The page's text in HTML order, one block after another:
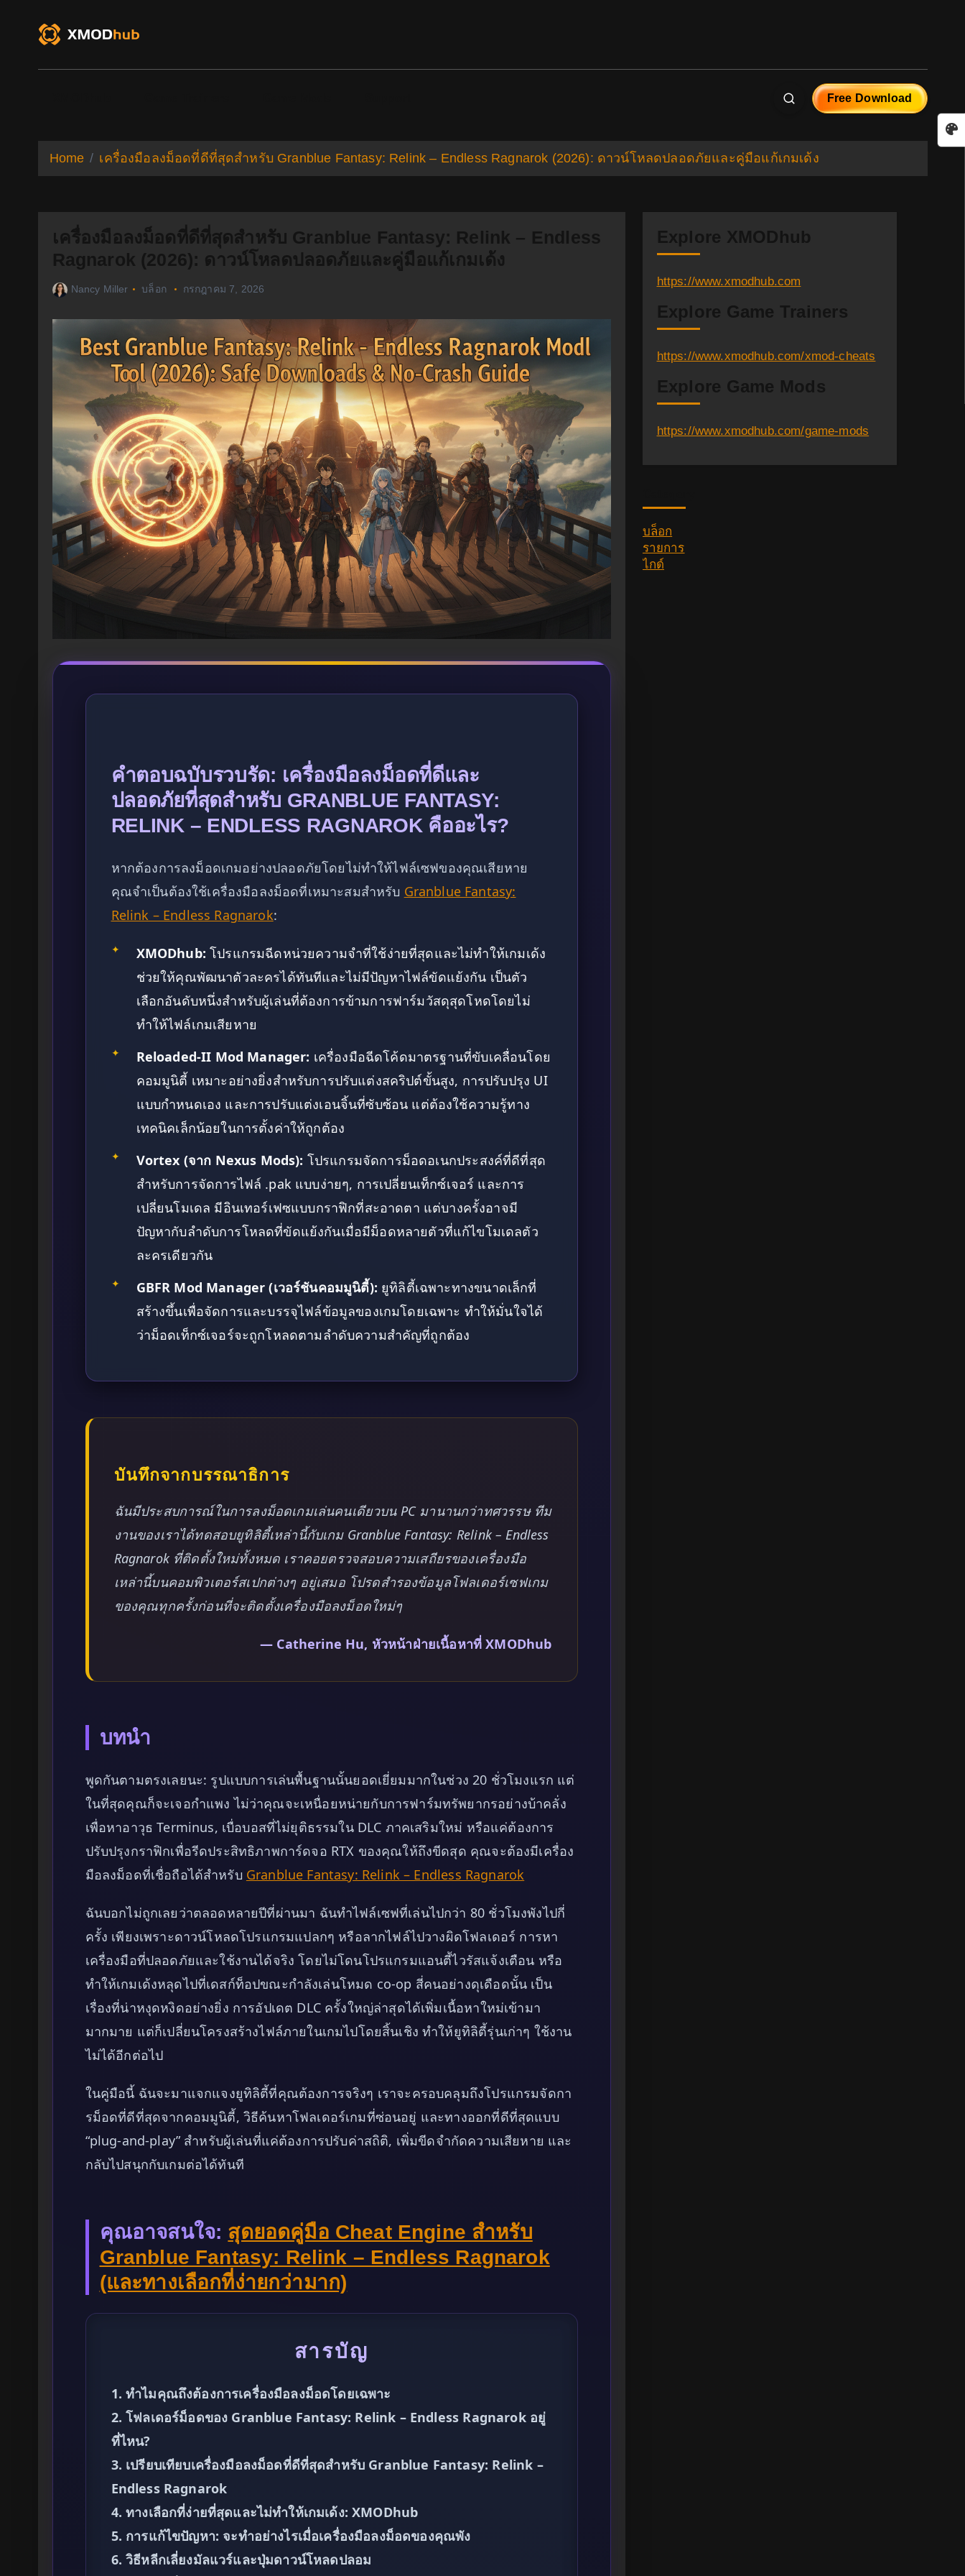
Free Download
Home เครื่องมือลงม็อดที่ดีที่สุดสำหรับ Granblue Fantasy: Relink – Endless Ragnarok (2026): ดาวน์โหลดปลอดภัยและคู่มือแก้เกมเด้ง
เครื่องมือลงม็อดที่ดีที่สุดสำหรับ Granblue Fantasy: Relink – Endless
Ragnarok (2026): ดาวน์โหลดปลอดภัยและคู่มือแก้เกมเด้ง
Nancy Miller บล็อก กรกฎาคม 7, 2026
คำตอบฉบับรวบรัด: เครื่องมือลงม็อดที่ดีและ
ปลอดภัยที่สุดสำหรับ GRANBLUE FANTASY:
RELINK – ENDLESS RAGNAROK คืออะไร?
หากต้องการลงม็อดเกมอย่างปลอดภัยโดยไม่ทำให้ไฟล์เซฟของคุณเสียหาย
คุณจำเป็นต้องใช้เครื่องมือลงม็อดที่เหมาะสมสำหรับ Granblue Fantasy:
Relink – Endless Ragnarok:
✦ XMODhub: โปรแกรมฉีดหน่วยความจำที่ใช้ง่ายที่สุดและไม่ทำให้เกมเด้ง
ช่วยให้คุณพัฒนาตัวละครได้ทันทีและไม่มีปัญหาไฟล์ขัดแย้งกัน เป็นตัว
เลือกอันดับหนึ่งสำหรับผู้เล่นที่ต้องการข้ามการฟาร์มวัสดุสุดโหดโดยไม่
ทำให้ไฟล์เกมเสียหาย
✦ Reloaded-II Mod Manager: เครื่องมือฉีดโค้ดมาตรฐานที่ขับเคลื่อนโดย
คอมมูนิตี้ เหมาะอย่างยิ่งสำหรับการปรับแต่งสคริปต์ขั้นสูง, การปรับปรุง UI
แบบกำหนดเอง และการปรับแต่งเอนจิ้นที่ซับซ้อน แต่ต้องใช้ความรู้ทาง
เทคนิคเล็กน้อยในการตั้งค่าให้ถูกต้อง
✦ Vortex (จาก Nexus Mods): โปรแกรมจัดการม็อดอเนกประสงค์ที่ดีที่สุด
สำหรับการจัดการไฟล์ .pak แบบง่ายๆ, การเปลี่ยนเท็กซ์เจอร์ และการ
เปลี่ยนโมเดล มีอินเทอร์เฟซแบบกราฟิกที่สะอาดตา แต่บางครั้งอาจมี
ปัญหากับลำดับการโหลดที่ขัดแย้งกันเมื่อมีม็อดหลายตัวที่แก้ไขโมเดลตัว
ละครเดียวกัน
✦ GBFR Mod Manager (เวอร์ชันคอมมูนิตี้): ยูทิลิตี้เฉพาะทางขนาดเล็กที่
สร้างขึ้นเพื่อจัดการและบรรจุไฟล์ข้อมูลของเกมโดยเฉพาะ ทำให้มั่นใจได้
ว่าม็อดเท็กซ์เจอร์จะถูกโหลดตามลำดับความสำคัญที่ถูกต้อง
บันทึกจากบรรณาธิการ
ฉันมีประสบการณ์ในการลงม็อดเกมเล่นคนเดียวบน PC มานานกว่าทศวรรษ ทีม
งานของเราได้ทดสอบยูทิลิตี้เหล่านี้กับเกม Granblue Fantasy: Relink – Endless
Ragnarok ที่ติดตั้งใหม่ทั้งหมด เราคอยตรวจสอบความเสถียรของเครื่องมือ
เหล่านี้บนคอมพิวเตอร์สเปกต่างๆ อยู่เสมอ โปรดสำรองข้อมูลโฟลเดอร์เซฟเกม
ของคุณทุกครั้งก่อนที่จะติดตั้งเครื่องมือลงม็อดใหม่ๆ
— Catherine Hu, หัวหน้าฝ่ายเนื้อหาที่ XMODhub
บทนำ
พูดกันตามตรงเลยนะ: รูปแบบการเล่นพื้นฐานนั้นยอดเยี่ยมมากในช่วง 20 ชั่วโมงแรก แต่
ในที่สุดคุณก็จะเจอกำแพง ไม่ว่าคุณจะเหนื่อยหน่ายกับการฟาร์มทรัพยากรอย่างบ้าคลั่ง
เพื่อหาอาวุธ Terminus, เบื่อบอสที่ไม่ยุติธรรมใน DLC ภาคเสริมใหม่ หรือแค่ต้องการ
ปรับปรุงกราฟิกเพื่อรีดประสิทธิภาพการ์ดจอ RTX ของคุณให้ถึงขีดสุด คุณจะต้องมีเครื่อง
มือลงม็อดที่เชื่อถือได้สำหรับ Granblue Fantasy: Relink – Endless Ragnarok
ฉันบอกไม่ถูกเลยว่าตลอดหลายปีที่ผ่านมา ฉันทำไฟล์เซฟที่เล่นไปกว่า 80 ชั่วโมงพังไปกี่
ครั้ง เพียงเพราะดาวน์โหลดโปรแกรมแปลกๆ หรือลากไฟล์ไปวางผิดโฟลเดอร์ การหา
เครื่องมือที่ปลอดภัยและใช้งานได้จริง โดยไม่โดนโปรแกรมแอนตี้ไวรัสแจ้งเตือน หรือ
ทำให้เกมเด้งหลุดไปที่เดสก์ท็อปขณะกำลังเล่นโหมด co-op สี่คนอย่างดุเดือดนั้น เป็น
เรื่องที่น่าหงุดหงิดอย่างยิ่ง การอัปเดต DLC ครั้งใหญ่ล่าสุดได้เพิ่มเนื้อหาใหม่เข้ามา
มากมาย แต่ก็เปลี่ยนโครงสร้างไฟล์ภายในเกมไปโดยสิ้นเชิง ทำให้ยูทิลิตี้รุ่นเก่าๆ ใช้งาน
ไม่ได้อีกต่อไป
ในคู่มือนี้ ฉันจะมาแจกแจงยูทิลิตี้ที่คุณต้องการจริงๆ เราจะครอบคลุมถึงโปรแกรมจัดกา
รม็อดที่ดีที่สุดจากคอมมูนิตี้, วิธีค้นหาโฟลเดอร์เกมที่ซ่อนอยู่ และทางออกที่ดีที่สุดแบบ
“plug-and-play” สำหรับผู้เล่นที่แค่ต้องการปรับค่าสถิติ, เพิ่มขีดจำกัดความเสียหาย และ
กลับไปสนุกกับเกมต่อได้ทันที
คุณอาจสนใจ: สุดยอดคู่มือ Cheat Engine สำหรับ
Granblue Fantasy: Relink – Endless Ragnarok
(และทางเลือกที่ง่ายกว่ามาก)
สารบัญ
1. ทำไมคุณถึงต้องการเครื่องมือลงม็อดโดยเฉพาะ
2. โฟลเดอร์ม็อดของ Granblue Fantasy: Relink – Endless Ragnarok อยู่
ที่ไหน?
3. เปรียบเทียบเครื่องมือลงม็อดที่ดีที่สุดสำหรับ Granblue Fantasy: Relink –
Endless Ragnarok
4. ทางเลือกที่ง่ายที่สุดและไม่ทำให้เกมเด้ง: XMODhub
5. การแก้ไขปัญหา: จะทำอย่างไรเมื่อเครื่องมือลงม็อดของคุณพัง
6. วิธีหลีกเลี่ยงมัลแวร์และปุ่มดาวน์โหลดปลอม
Explore XMODhub
https://www.xmodhub.com
Explore Game Trainers
https://www.xmodhub.com/xmod-cheats
Explore Game Mods
https://www.xmodhub.com/game-mods
บล็อก
รายการ
ไกด์